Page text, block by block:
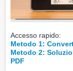
Accesso rapido:
Metodo 1:
Metodo 2:
PDF